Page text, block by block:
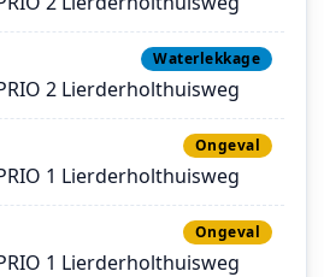
Waterlekkage
2 Lierderholthuisweg
Ongeval
1 Lierderholthuisweg
Ongeval
1 Lierderholthuisweg